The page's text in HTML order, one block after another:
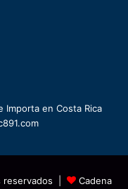
Importa en Costa Rica
reservados | Cadena